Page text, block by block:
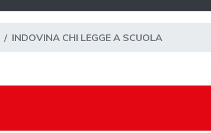
INDOVINA CHI LEGGE A SCUOLA